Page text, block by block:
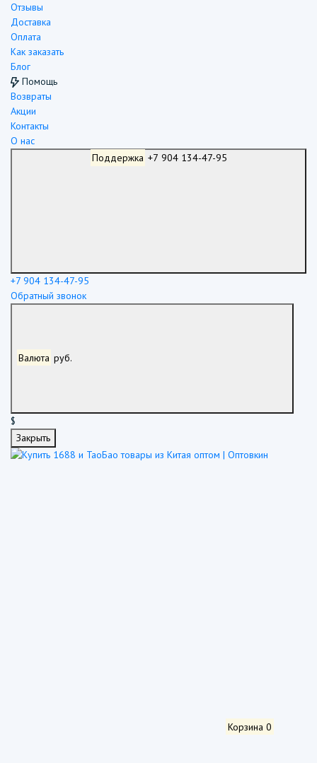
Отзывы
Доставка
Оплата
Как заказать
Блог
Помощь
Возвраты
Акции
Контакты
О нас
Поддержка
+7 904 134-47-95
Обратный звонок
Валюта руб.
$
Закрыть
Корзина 0